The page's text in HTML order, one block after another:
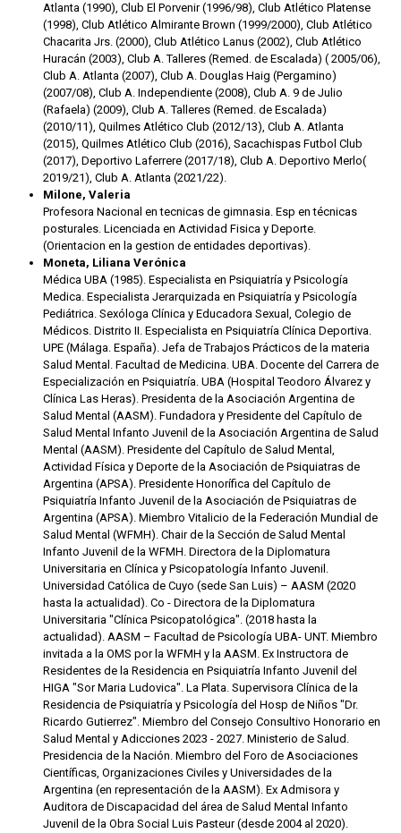
Atlanta (1990), Club El Porvenir (1996/98), Club Atlético Platense
(1998), Club Atlético Almirante Brown (1999/2000), Club Atlético
Chacarita Jrs. (2000), Club Atlético Lanus (2002), Club Atlético
Huracán (2003), Club A. Talleres (Remed. de Escalada) ( 2005/06),
Club A. Atlanta (2007), Club A. Douglas Haig (Pergamino)
(2007/08), Club A. Independiente (2008), Club A. 9 de Julio
(Rafaela) (2009), Club A. Talleres (Remed. de Escalada)
(2010/11), Quilmes Atlético Club (2012/13), Club A. Atlanta
(2015), Quilmes Atlético Club (2016), Sacachispas Futbol Club
(2017), Deportivo Laferrere (2017/18), Club A. Deportivo Merlo(
2019/21), Club A. Atlanta (2021/22).
Milone, Valeria
Profesora Nacional en tecnicas de gimnasia. Esp en técnicas
posturales. Licenciada en Actividad Fisica y Deporte.
(Orientacion en la gestion de entidades deportivas).
Moneta, Liliana Verónica
Médica UBA (1985). Especialista en Psiquiatría y Psicología
Medica. Especialista Jerarquizada en Psiquiatría y Psicología
Pediátrica. Sexóloga Clínica y Educadora Sexual, Colegio de
Médicos. Distrito II. Especialista en Psiquiatría Clínica Deportiva.
UPE (Málaga. España). Jefa de Trabajos Prácticos de la materia
Salud Mental. Facultad de Medicina. UBA. Docente del Carrera de
Especialización en Psiquiatría. UBA (Hospital Teodoro Álvarez y
Clínica Las Heras). Presidenta de la Asociación Argentina de
Salud Mental (AASM). Fundadora y Presidente del Capítulo de
Salud Mental Infanto Juvenil de la Asociación Argentina de Salud
Mental (AASM). Presidente del Capítulo de Salud Mental,
Actividad Física y Deporte de la Asociación de Psiquiatras de
Argentina (APSA). Presidente Honorífica del Capítulo de
Psiquiatría Infanto Juvenil de la Asociación de Psiquiatras de
Argentina (APSA). Miembro Vitalicio de la Federación Mundial de
Salud Mental (WFMH). Chair de la Sección de Salud Mental
Infanto Juvenil de la WFMH. Directora de la Diplomatura
Universitaria en Clínica y Psicopatología Infanto Juvenil.
Universidad Católica de Cuyo (sede San Luis) – AASM (2020
hasta la actualidad). Co - Directora de la Diplomatura
Universitaria "Clínica Psicopatológica". (2018 hasta la
actualidad). AASM – Facultad de Psicología UBA- UNT. Miembro
invitada a la OMS por la WFMH y la AASM. Ex Instructora de
Residentes de la Residencia en Psiquiatría Infanto Juvenil del
HIGA "Sor Maria Ludovica". La Plata. Supervisora Clínica de la
Residencia de Psiquiatría y Psicología del Hosp de Niños "Dr.
Ricardo Gutierrez". Miembro del Consejo Consultivo Honorario en
Salud Mental y Adicciones 2023 - 2027. Ministerio de Salud.
Presidencia de la Nación. Miembro del Foro de Asociaciones
Científicas, Organizaciones Civiles y Universidades de la
Argentina (en representación de la AASM). Ex Admisora y
Auditora de Discapacidad del área de Salud Mental Infanto
Juvenil de la Obra Social Luis Pasteur (desde 2004 al 2020).